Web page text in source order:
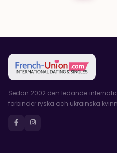
Sedan 2002 den ledande
förbinder ryska och ukrainska